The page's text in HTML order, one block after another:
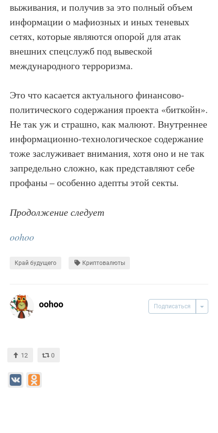
выживания, и получив за это полный объем
информации о мафиозных и иных теневых
сетях, которые являются опорой для атак
внешних спецслужб под вывеской
международного терроризма.
Это что касается актуального финансово-
политического содержания проекта «биткойн».
Не так уж и страшно, как малюют. Внутреннее
информационно-технологическое содержание
тоже заслуживает внимания, хотя оно и не так
запредельно сложно, как представляют себе
профаны – особенно адепты этой секты.
Продолжение следует
oohoo
Край будущего Криптовалюты
Подписаться
oohoo
12 0